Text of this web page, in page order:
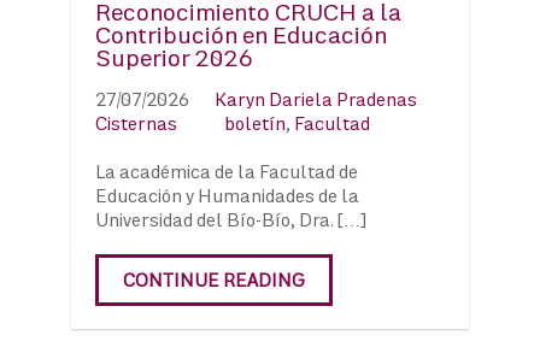
Reconocimiento CRUCH a la
Contribución en Educación
Superior 2026
27/07/2026
Karyn Dariela Pradenas
Cisternas
boletín, Facultad
La académica de la Facultad de
Educación y Humanidades de la
Universidad del Bío-Bío, Dra. […]
CONTINUE READING